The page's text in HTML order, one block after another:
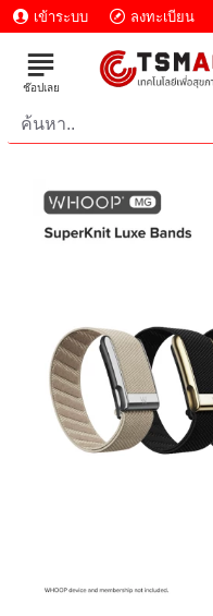
เข้าระบบ ลงทะเบียน